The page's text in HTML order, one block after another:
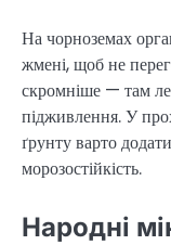
На чорноземах
жмені, щоб не
скромніше — там
підживлення. У
ґрунту варто
морозостійкість.
Народні